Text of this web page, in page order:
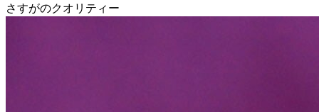
さすがのクオリティー